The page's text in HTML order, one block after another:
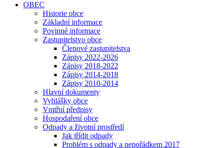
OBEC
Historie obce
Základní informace
Povinné informace
Zastupitelstvo obce
Členové zastupitelstva
Zápisy 2022-2026
Zápisy 2018-2022
Zápisy 2014-2018
Zápisy 2010-2014
Hlavní dokumenty
Vyhlášky obce
Vnitřní předpisy
Hospodaření obce
Odpady a životní prostředí
Jak třídit odpady
Problém s odpady a nepořádkem 2017